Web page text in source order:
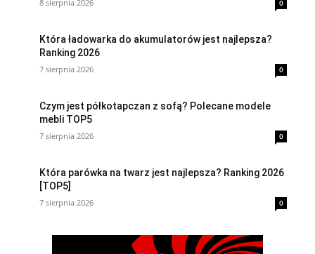
8 sierpnia 2026 0
Która ładowarka do akumulatorów jest najlepsza?
Ranking 2026
7 sierpnia 2026 0
Czym jest półkotapczan z sofą? Polecane modele
mebli TOP5
7 sierpnia 2026 0
Która parówka na twarz jest najlepsza? Ranking 2026
[TOP5]
7 sierpnia 2026 0